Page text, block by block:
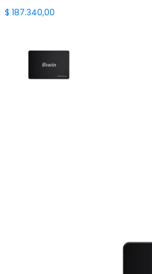
$ 187.340,00